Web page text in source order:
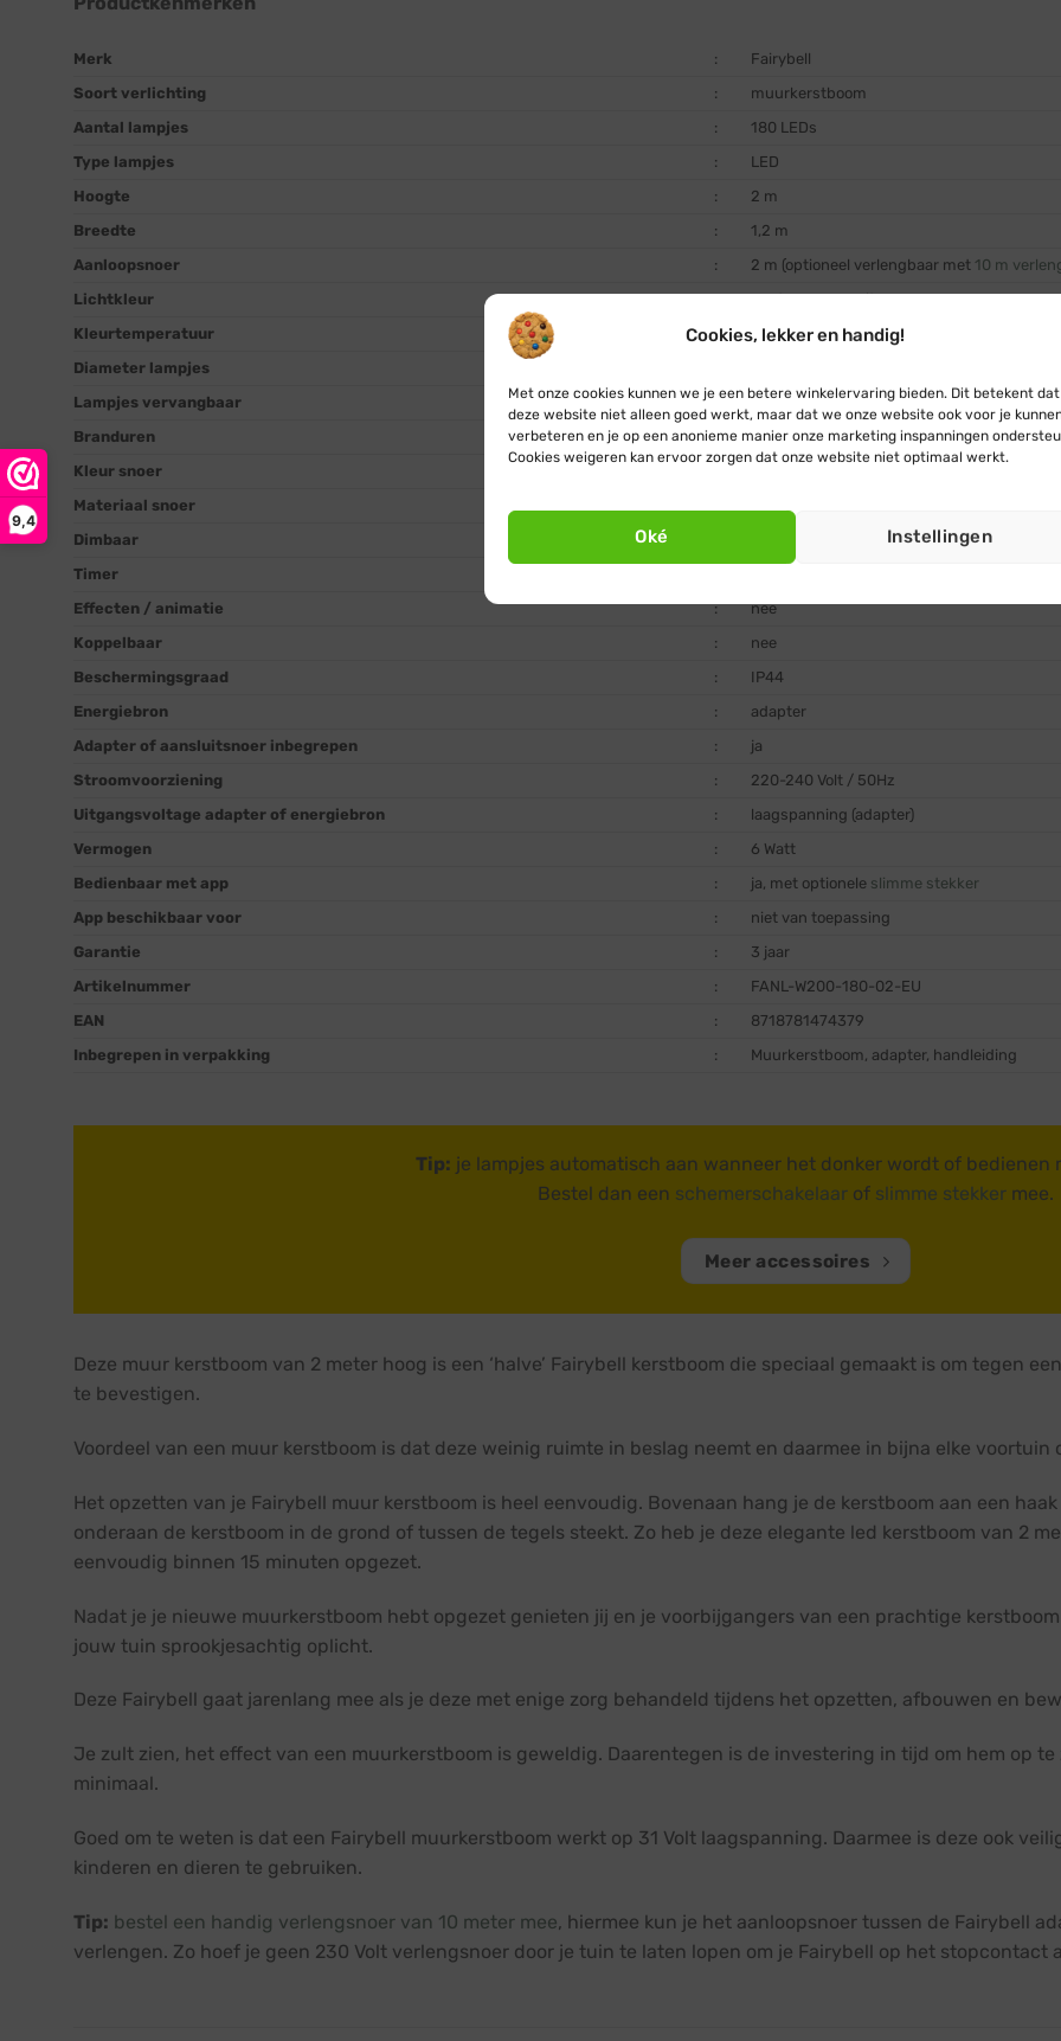
Cookies, lekker en handig!
Met onze cookies kunnen we je een betere winkelervaring bieden. Dit betekent dat
deze website niet alleen goed werkt, maar dat we onze website ook voor je
verbeteren en je op een anonieme manier onze marketing inspanningen
Cookies weigeren kan ervoor zorgen dat onze website niet optimaal werkt.
Oké Instellingen
9,4
Merk :
Fairybell
Soort verlichting
:
muurkerstboom
Aantal lampjes
:
180 LEDs
Type lampjes
:
LED
Hoogte
:
2 m
Breedte
:
1,2 m
Aanloopsnoer
: 2 m (optioneel verlengbaar met 10 m
Lichtkleur
:
modern warm wit
Kleurtemperatuur
:
2650 K
Diameter lampjes
Lampjes vervangbaar
nee
Branduren
:
+ 20.000 uur
Kleur snoer
Materiaal snoer
Dimbaar
Timer
Effecten / animatie
:
nee
Koppelbaar
:
nee
Beschermingsgraad
:
IP44
Energiebron
:
adapter
Adapter of aansluitsnoer inbegrepen
:
ja
Stroomvoorziening
:
220-240 Volt / 50Hz
Uitgangsvoltage adapter of energiebron
:
laagspanning (adapter)
Vermogen
:
6 Watt
Bedienbaar met app
: ja, met optionele slimme stekker
App beschikbaar voor
:
niet van toepassing
Garantie
:
3 jaar
Artikelnummer
:
FANL-W200-180-02-EU
EAN
:
8718781474379
Inbegrepen in verpakking
: Muurkerstboom, adapter, handleiding
Tip: je lampjes automatisch aan wanneer het donker wordt of bedienen
Bestel dan een schemerschakelaar of slimme stekker mee.
Meer accessoires
Deze muur kerstboom van 2 meter hoog is een ‘halve’ Fairybell kerstboom die speciaal gemaakt is om tegen
te bevestigen.
Voordeel van een muur kerstboom is dat deze weinig ruimte in beslag neemt en daarmee in bijna elke
Het opzetten van je Fairybell muur kerstboom is heel eenvoudig. Bovenaan hang je de kerstboom aan een
onderaan de kerstboom in de grond of tussen de tegels steekt. Zo heb je deze elegante led kerstboom van 2
eenvoudig binnen 15 minuten opgezet.
Nadat je je nieuwe muurkerstboom hebt opgezet genieten jij en je voorbijgangers van een prachtige
jouw tuin sprookjesachtig oplicht.
Deze Fairybell gaat jarenlang mee als je deze met enige zorg behandeld tijdens het opzetten, afbouwen en
Je zult zien, het effect van een muurkerstboom is geweldig. Daarentegen is de investering in tijd om hem op
minimaal.
Goed om te weten is dat een Fairybell muurkerstboom werkt op 31 Volt laagspanning. Daarmee is deze ook
kinderen en dieren te gebruiken.
Tip: bestel een handig verlengsnoer van 10 meter mee, hiermee kun je het aanloopsnoer tussen de Fairybell
verlengen. Zo hoef je geen 230 Volt verlengsnoer door je tuin te laten lopen om je Fairybell op het stopcontact